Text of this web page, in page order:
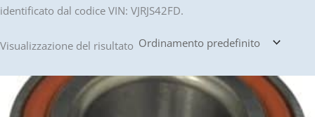
identificato dal codice VIN: VJRJS42FD.
Visualizzazione del risultato